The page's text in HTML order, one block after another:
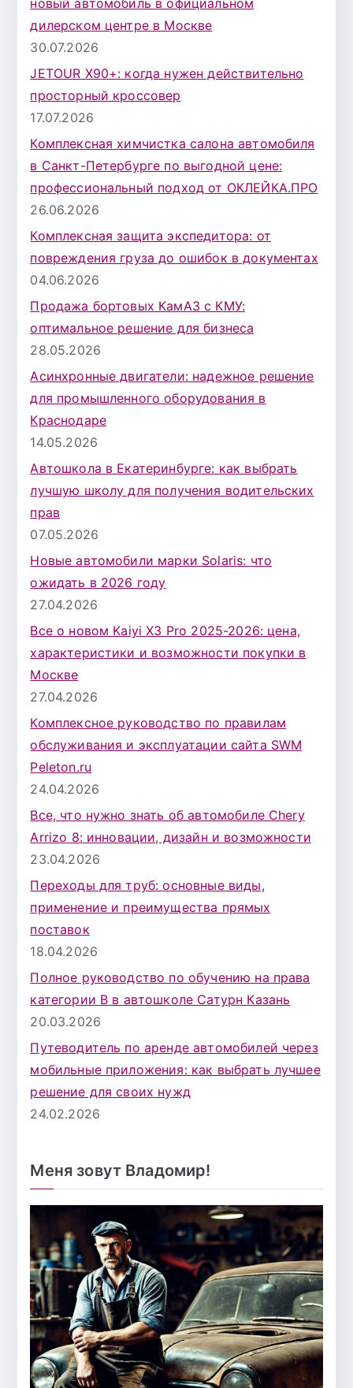
дилерском центре в Москве
30.07.2026
JETOUR X90+: когда нужен действительно
просторный кроссовер
17.07.2026
Комплексная химчистка салона автомобиля
в Санкт-Петербурге по выгодной цене:
профессиональный подход от ОКЛЕЙКА.ПРО
26.06.2026
Комплексная защита экспедитора: от
повреждения груза до ошибок в документах
04.06.2026
Продажа бортовых КамАЗ с КМУ:
оптимальное решение для бизнеса
28.05.2026
Асинхронные двигатели: надежное решение
для промышленного оборудования в
Краснодаре
14.05.2026
Автошкола в Екатеринбурге: как выбрать
лучшую школу для получения водительских
прав
07.05.2026
Новые автомобили марки Solaris: что
ожидать в 2026 году
27.04.2026
Все о новом Kaiyi X3 Pro 2025-2026: цена,
характеристики и возможности покупки в
Москве
27.04.2026
Комплексное руководство по правилам
обслуживания и эксплуатации сайта SWM
Peleton.ru
24.04.2026
Все, что нужно знать об автомобиле Chery
Arrizo 8: инновации, дизайн и возможности
23.04.2026
Переходы для труб: основные виды,
применение и преимущества прямых
поставок
18.04.2026
Полное руководство по обучению на права
категории B в автошколе Сатурн Казань
20.03.2026
Путеводитель по аренде автомобилей через
мобильные приложения: как выбрать лучшее
решение для своих нужд
24.02.2026
Меня зовут Владомир!